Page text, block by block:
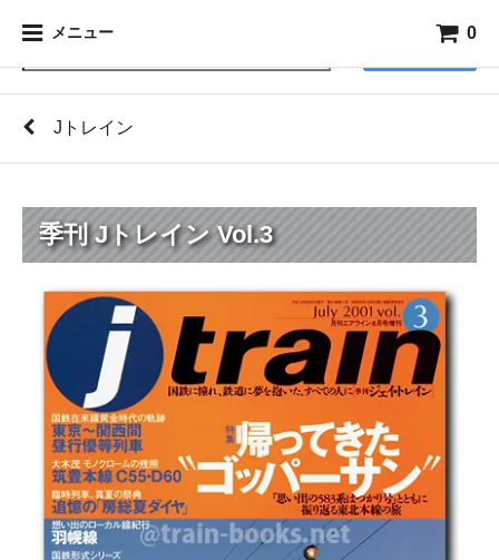
メニュー 0
Jトレイン
季刊 Jトレイン Vol.3